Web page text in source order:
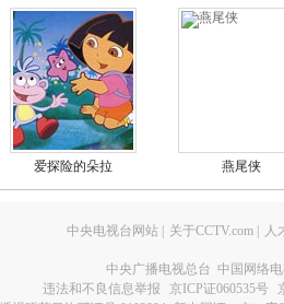
爱探险的朵拉 燕尾侠
中央电视台网站 关于CCTV.com 人
中央广播电视总台 中国网络
违法和不良信息举报
京ICP证060535号